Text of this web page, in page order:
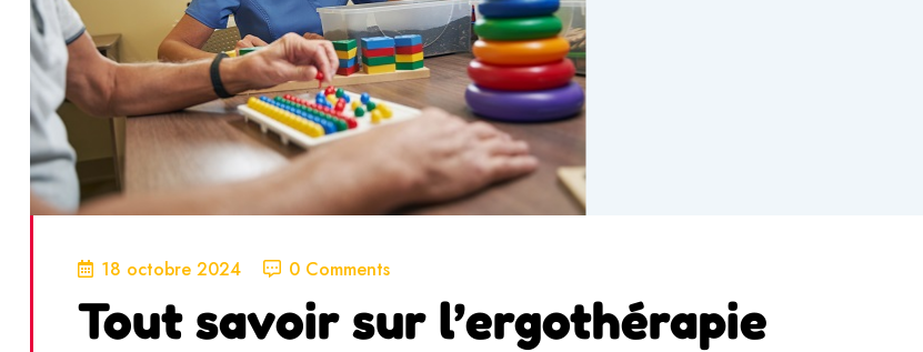
18 octobre 2024 0 Comments
Tout savoir sur l’ergothérapie